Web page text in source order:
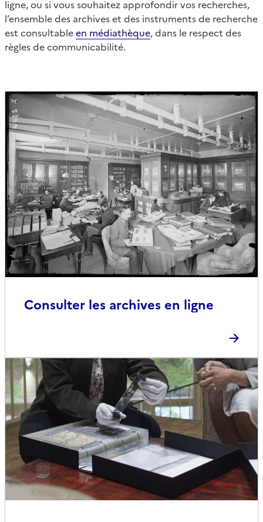
ligne, ou si vous souhaitez approfondir vos recherches,
l’ensemble des archives et des instruments de recherche
est consultableen médiathèque, dans le respect des
règles de communicabilité.
Consulter les archives en ligne